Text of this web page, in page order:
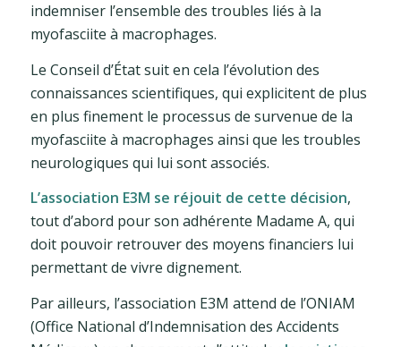
indemniser l’ensemble des troubles liés à la
myofasciite à macrophages.
Le Conseil d’État suit en cela l’évolution des
connaissances scientifiques, qui explicitent de plus
en plus finement le processus de survenue de la
myofasciite à macrophages ainsi que les troubles
neurologiques qui lui sont associés.
L’association E3M se réjouit de cette décision,
tout d’abord pour son adhérente Madame A, qui
doit pouvoir retrouver des moyens financiers lui
permettant de vivre dignement.
Par ailleurs, l’association E3M attend de l’ONIAM
(Office National d’Indemnisation des Accidents